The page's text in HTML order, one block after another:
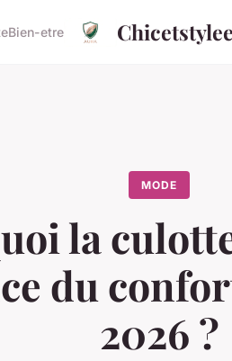
Bien-etre Chicetstylee
MODE
la
du
2026 ?